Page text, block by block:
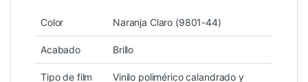
Color Naranja Claro (9801-44)
Acabado Brillo
Tipo de film Vinilo polimérico calandrado y